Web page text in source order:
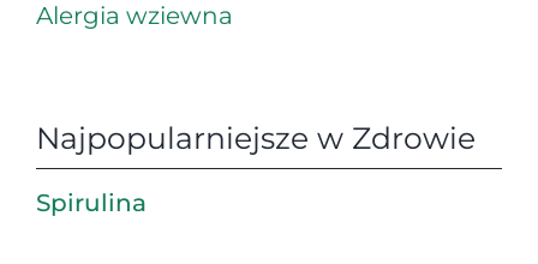
Alergia wziewna
Najpopularniejsze w Zdrowie
Spirulina